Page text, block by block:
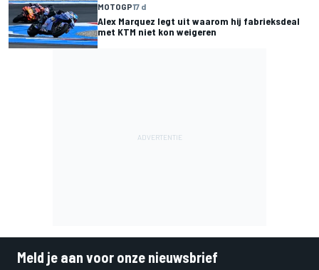
MOTOGP17 d
Alex Marquez legt uit waarom hij fabrieksdeal
met KTM niet kon weigeren
Meld je aan voor onze nieuwsbrief